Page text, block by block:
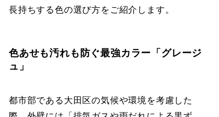
長持ちする色の選び方をご紹介します。
色あせも汚れも防ぐ最強カラー「グレージ
ュ」
都市部である大田区の気候や環境を考慮した